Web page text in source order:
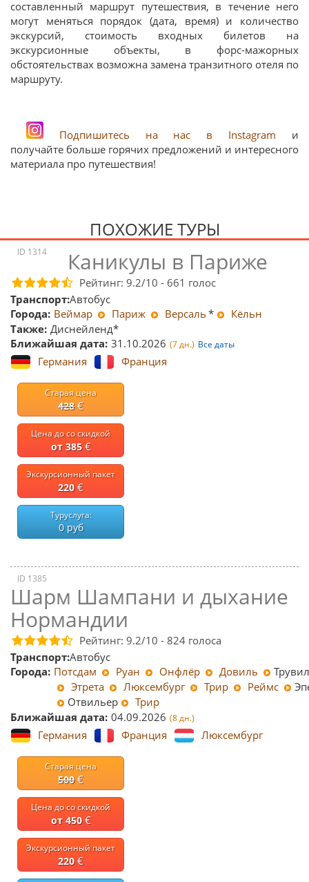
составленный маршрут путешествия, в течение него
могут меняться порядок (дата, время) и количество
экскурсий, стоимость входных билетов на
экскурсионные объекты, в форс-мажорных
обстоятельствах возможна замена транзитного отеля по
маршруту.
Подпишитесь на нас в Instagram и
получайте больше горячих предложений и интересного
материала про путешествия!
ПОХОЖИЕ ТУРЫ
ID 1314 Каникулы в Париже
Рейтинг: 9.2/10 - 661 голос
Транспорт:Автобус
Города: Веймар Париж Версаль * Кёльн
Также: Диснейленд*
Ближайшая дата: 31.10.2026 (7 дн.) Все даты
Германия Франция
Старая цена
428€
Цена до со скидкой
от 385€
Экскурсионный пакет
220€
Туруслуга:
0 руб
ID 1385
Шарм Шампани и дыхание
Нормандии
Рейтинг: 9.2/10 - 824 голоса
Транспорт:Автобус
Города: Потсдам Руан Онфлёр Довиль
Этрета
Люксембург Трир Реймс
Отвильер
Трир
Ближайшая дата: 04.09.2026 (8 дн.)
Германия Франция Люксембург
Старая цена
500€
Цена до со скидкой
от 450€
Экскурсионный пакет
220€